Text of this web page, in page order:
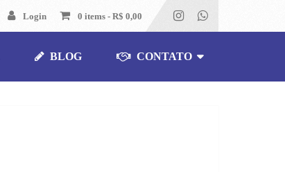
Login 0 items - R$ 0,00
BLOG CONTATO